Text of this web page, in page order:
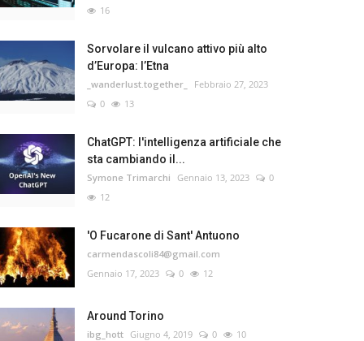
16
Sorvolare il vulcano attivo più alto
d’Europa: l’Etna
_wanderlust.together_
Febbraio 27, 2023
0
13
ChatGPT: l'intelligenza artificiale che
sta cambiando il...
Symone Trimarchi Gennaio 13, 2023
0
12
'O Fucarone di Sant' Antuono
carmendascoli84@gmail.com
Gennaio 17, 2023
0 12
Around Torino
ibg_hott Giugno 4, 2019 0 10